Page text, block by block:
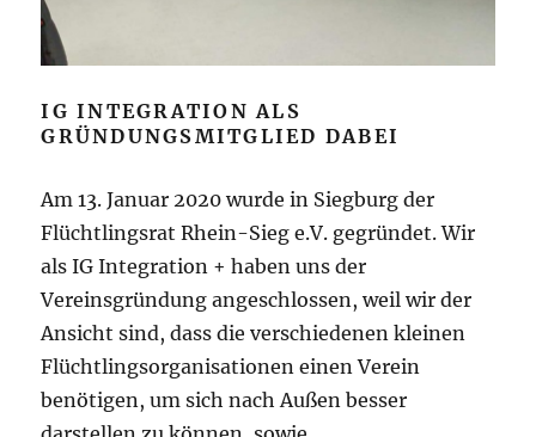
IG INTEGRATION ALS
GRÜNDUNGSMITGLIED DABEI
Am 13. Januar 2020 wurde in Siegburg der
Flüchtlingsrat Rhein-Sieg e.V. gegründet. Wir
als IG Integration + haben uns der
Vereinsgründung angeschlossen, weil wir der
Ansicht sind, dass die verschiedenen kleinen
Flüchtlingsorganisationen einen Verein
benötigen, um sich nach Außen besser